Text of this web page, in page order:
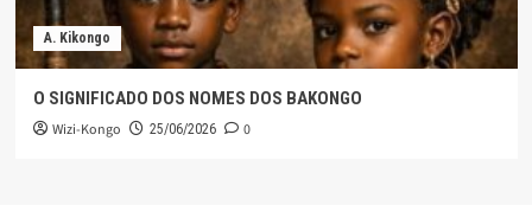
A. Kikongo
O SIGNIFICADO DOS NOMES DOS BAKONGO
Wizi-Kongo 25/06/2026 0